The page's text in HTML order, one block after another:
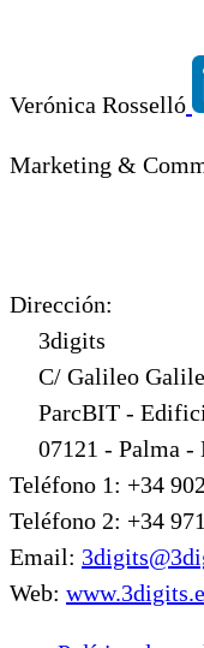
Verónica Rosselló
Marketing &
Dirección:
3digits
C/ Galileo
ParcBIT -
07121 - Palma -
Teléfono 1: +34
Teléfono 2: +34
Email:
Web: